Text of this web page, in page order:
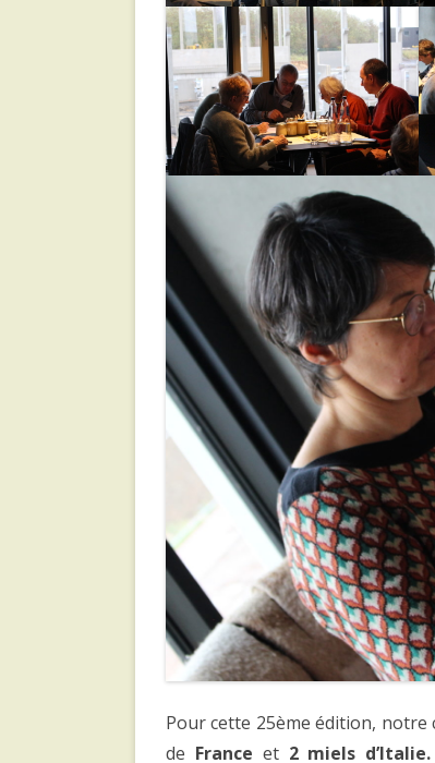
Pour cette 25ème édition,
de France et 2 miels d’Italie.